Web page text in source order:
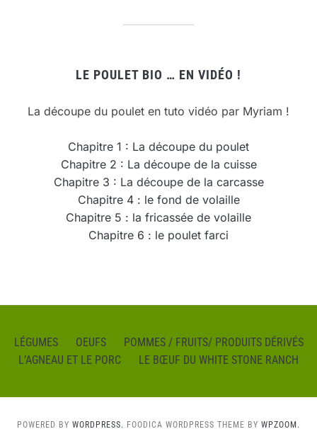
LE POULET BIO … EN VIDÉO !
La découpe du poulet en tuto vidéo par Myriam !
Chapitre 1 : La découpe du poulet
Chapitre 2 : La découpe de la cuisse
Chapitre 3 : La découpe de la carcasse
Chapitre 4 : le fond de volaille
Chapitre 5 : la fricassée de volaille
Chapitre 6 : le poulet farci
LÉGUMES OEUFS
POMMES / FRUITS/ PRODUITS DÉRIVÉS
L’AGNEAU ET LE PORC
LE BŒUF DU WHITE STONE RANCH
POWERED BY WORDPRESS. FOODICA WORDPRESS THEME BY WPZOOM.